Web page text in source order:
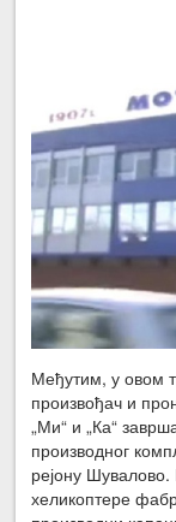
Међутим, у овом
произвођач и
„Ми“ и „Ка“
производног
рејону
хеликоптере